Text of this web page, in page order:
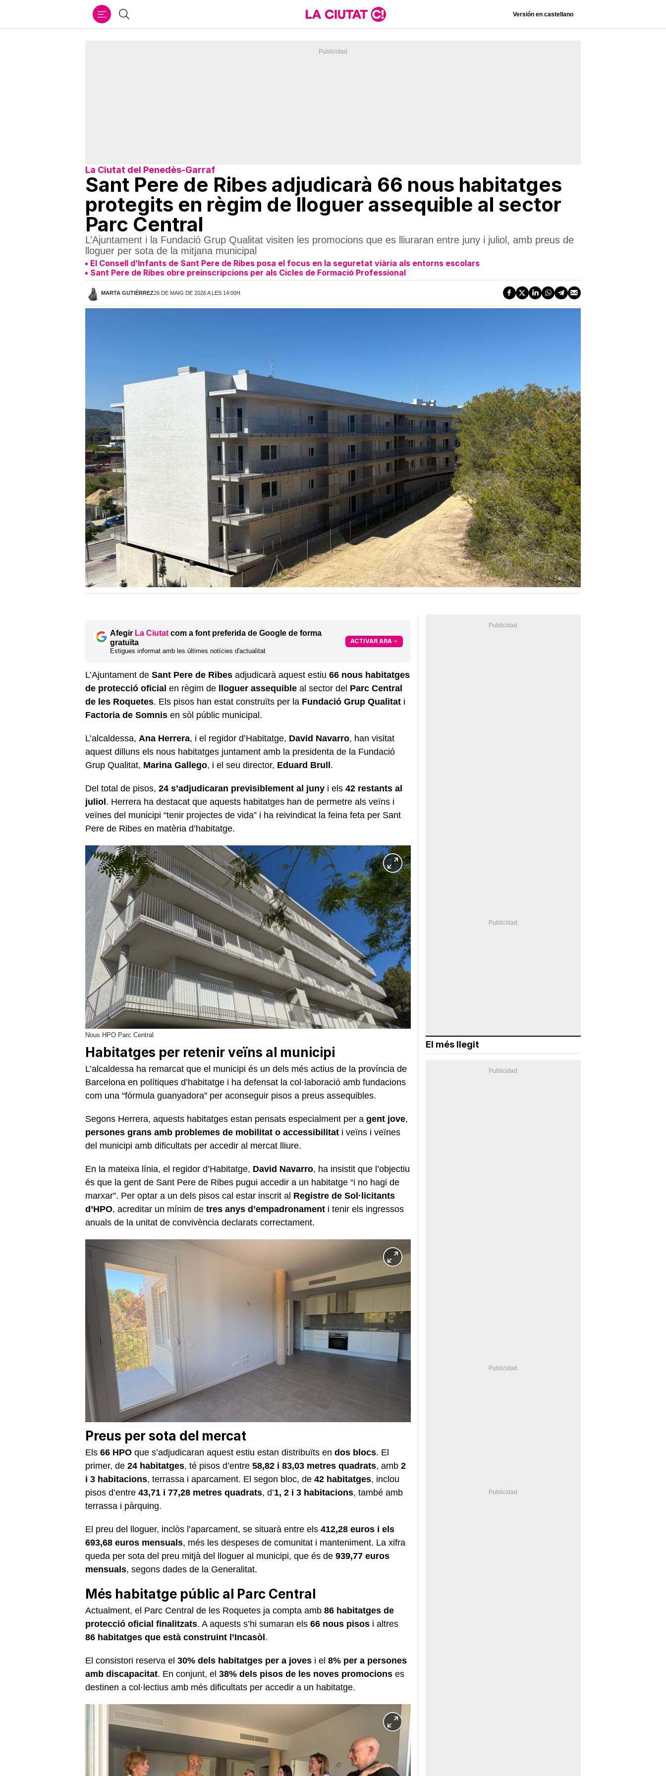
Cercar Versión en castellano
La Ciutat del Penedès-Garraf
Sant Pere de Ribes adjudicarà 66 nous habitatges
protegits en règim de lloguer assequible al sector
Parc Central
L’Ajuntament i la Fundació Grup Qualitat visiten les promocions que es lliuraran entre juny i juliol, amb preus de
lloguer per sota de la mitjana municipal
El Consell d’Infants de Sant Pere de Ribes posa el focus en la seguretat viària als entorns escolars
Sant Pere de Ribes obre preinscripcions per als Cicles de Formació Professional
MARTA GUTIÉRREZ26 DE MAIG DE 2026 A LES 14:00H
Afegir La Ciutat com a font preferida de Google de forma
gratuïta
Estigues informat amb les últimes notícies d'actualitat
ACTIVAR ARA
L’Ajuntament de Sant Pere de Ribes adjudicarà aquest estiu 66 nous habitatges
de protecció oficial en règim de lloguer assequible al sector del Parc Central
de les Roquetes. Els pisos han estat construïts per la Fundació Grup Qualitat i
Factoria de Somnis en sòl públic municipal.
L’alcaldessa, Ana Herrera, i el regidor d’Habitatge, David Navarro, han visitat
aquest dilluns els nous habitatges juntament amb la presidenta de la Fundació
Grup Qualitat, Marina Gallego, i el seu director, Eduard Brull.
Del total de pisos, 24 s’adjudicaran previsiblement al juny i els 42 restants al
juliol. Herrera ha destacat que aquests habitatges han de permetre als veïns i
veïnes del municipi “tenir projectes de vida” i ha reivindicat la feina feta per Sant
Pere de Ribes en matèria d’habitatge.
Nous HPO Parc Central
Habitatges per retenir veïns al municipi
L’alcaldessa ha remarcat que el municipi és un dels més actius de la província de
Barcelona en polítiques d’habitatge i ha defensat la col·laboració amb fundacions
com una “fórmula guanyadora” per aconseguir pisos a preus assequibles.
Segons Herrera, aquests habitatges estan pensats especialment per a gent jove,
persones grans amb problemes de mobilitat o accessibilitat i veïns i veïnes
del municipi amb dificultats per accedir al mercat lliure.
En la mateixa línia, el regidor d’Habitatge, David Navarro, ha insistit que l’objectiu
és que la gent de Sant Pere de Ribes pugui accedir a un habitatge “i no hagi de
marxar”. Per optar a un dels pisos cal estar inscrit al Registre de Sol·licitants
d’HPO, acreditar un mínim de tres anys d’empadronament i tenir els ingressos
anuals de la unitat de convivència declarats correctament.
Preus per sota del mercat
Els 66 HPO que s’adjudicaran aquest estiu estan distribuïts en dos blocs. El
primer, de 24 habitatges, té pisos d’entre 58,82 i 83,03 metres quadrats, amb 2
i 3 habitacions, terrassa i aparcament. El segon bloc, de 42 habitatges, inclou
pisos d’entre 43,71 i 77,28 metres quadrats, d’1, 2 i 3 habitacions, també amb
terrassa i pàrquing.
El preu del lloguer, inclòs l’aparcament, se situarà entre els 412,28 euros i els
693,68 euros mensuals, més les despeses de comunitat i manteniment. La xifra
queda per sota del preu mitjà del lloguer al municipi, que és de 939,77 euros
mensuals, segons dades de la Generalitat.
Més habitatge públic al Parc Central
Actualment, el Parc Central de les Roquetes ja compta amb 86 habitatges de
protecció oficial finalitzats. A aquests s’hi sumaran els 66 nous pisos i altres
86 habitatges que està construint l’Incasòl .
El consistori reserva el 30% dels habitatges per a joves i el 8% per a persones
amb discapacitat. En conjunt, el 38% dels pisos de les noves promocions es
destinen a col·lectius amb més dificultats per accedir a un habitatge.
El més llegit